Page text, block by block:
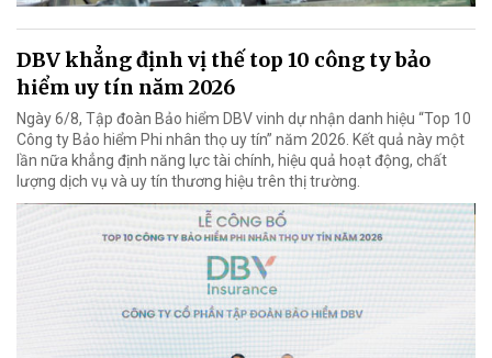
DBV khẳng định vị thế top 10 công ty bảo
hiểm uy tín năm 2026
Ngày 6/8, Tập đoàn Bảo hiểm DBV vinh dự nhận danh hiệu “Top 10
Công ty Bảo hiểm Phi nhân thọ uy tín” năm 2026. Kết quả này một
lần nữa khẳng định năng lực tài chính, hiệu quả hoạt động, chất
lượng dịch vụ và uy tín thương hiệu trên thị trường.